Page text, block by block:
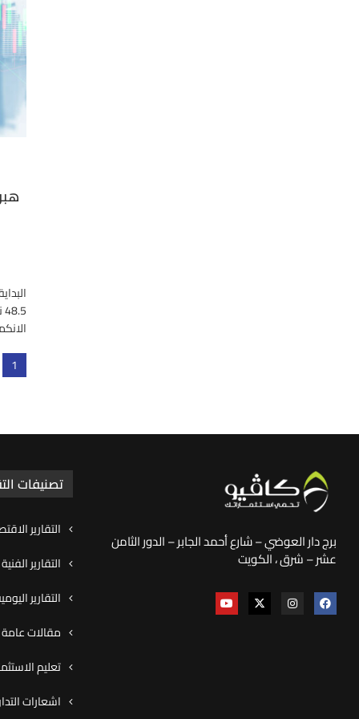
1
برج دار العوضي – شارع أحمد الجابر – الدور الثامن
عشر – شرق ، الكويت
تصنيفات
التقارير
التقارير الفنية
التقارير
مقالات
تعليم
اشعارات